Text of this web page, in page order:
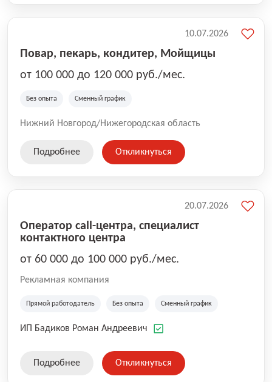
Повар, пекарь, кондитер, Мойщицы
от 100 000 до 120 000 руб./мес.
Без опыта Сменный график
Нижний Новгород/Нижегородская область
10.07.2026
Подробнее Откликнуться
Оператор call-центра, специалист
контактного центра
от 60 000 до 100 000 руб./мес.
Рекламная компания
Прямой работодатель Без опыта Сменный график
ИП Бадиков Роман Андреевич
20.07.2026
Подробнее Откликнуться